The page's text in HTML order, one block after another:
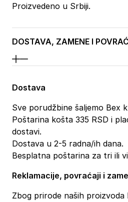
Proizvedeno u Srbiji.
DOSTAVA, ZAMENE I
Dostava
Sve porudžbine šaljemo Bex
Poštarina košta 335 RSD i
dostavi.
Dostava u 2-5 radna/ih dana.
Besplatna poštarina za tri ili
Reklamacije, povraćaji i
Zbog prirode naših proizvoda